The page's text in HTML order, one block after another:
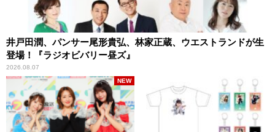
井戸田潤、パンサー尾形貴弘、林家正蔵、ウエストランドが生
登場！『ラジオビバリー昼ズ』
2026.08.07
NEW